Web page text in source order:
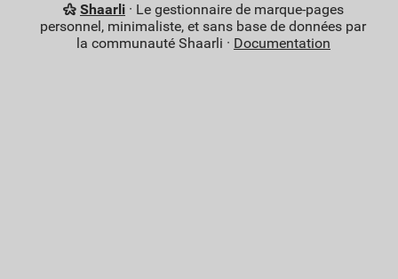
Shaarli· Le gestionnaire de marque-pages
personnel, minimaliste, et sans base de données par
la communauté Shaarli · Documentation